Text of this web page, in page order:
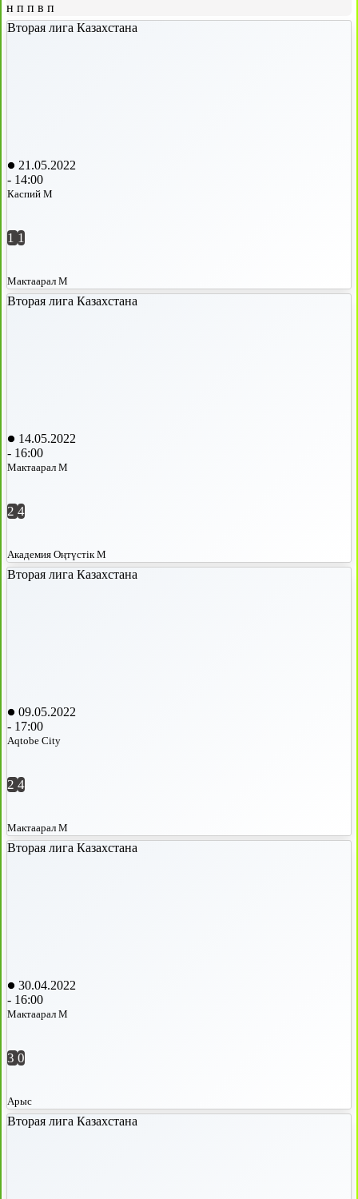
н п п в п
Вторая лига Казахстана
21.05.2022
- 14:00
Каспий М
1 1
Мактаарал М
Вторая лига Казахстана
14.05.2022
- 16:00
Мактаарал М
2 4
Академия Оңтүстік М
Вторая лига Казахстана
09.05.2022
- 17:00
Aqtobe City
2 4
Мактаарал М
Вторая лига Казахстана
30.04.2022
- 16:00
Мактаарал М
3 0
Арыс
Вторая лига Казахстана